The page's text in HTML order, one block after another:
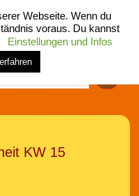
menü
fotos shop
KW 15
Webseite. Wenn du
voraus. Du kannst
Einstellungen und Infos